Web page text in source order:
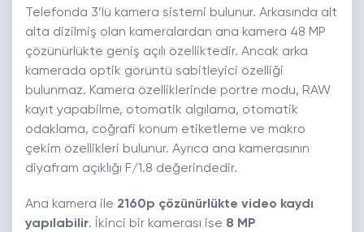
Telefonda 3’lü kamera sistemi bulunur. Arkasında alt
alta dizilmiş olan kameralardan ana kamera 48 MP
çözünürlükte geniş açılı özelliktedir. Ancak arka
kamerada optik görüntü sabitleyici özelliği
bulunmaz. Kamera özelliklerinde portre modu, RAW
kayıt yapabilme, otomatik algılama, otomatik
odaklama, coğrafi konum etiketleme ve makro
çekim özellikleri bulunur. Ayrıca ana kamerasının
diyafram açıklığı F/1.8 değerindedir.
Ana kamera ile 2160p çözünürlükte video kaydı
yapılabilir. İkinci bir kamerası ise 8 MP